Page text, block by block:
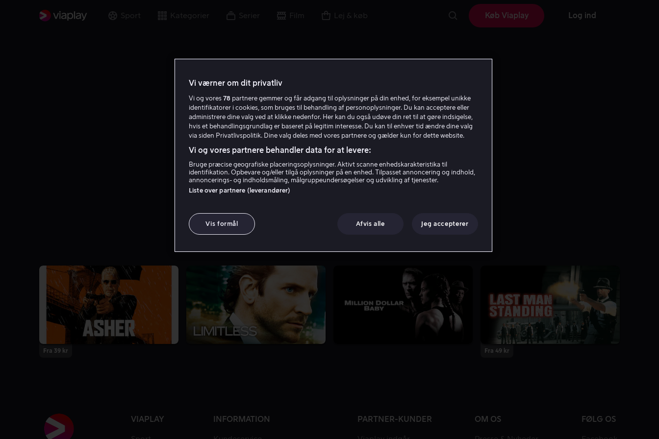
Sport Kategorier Serier Film Lej & køb Køb Viaplay Log ind
Ned Eisenberg
Fra 39 kr Fra 49 kr
VIAPLAY INFORMATION PARTNER-KUNDER OM OS FØLG OS
Vi værner om dit privatliv
Vi og vores 78 partnere gemmer og får adgang til oplysninger på din enhed, for eksempel unikke
identifikatorer i cookies, som bruges til behandling af personoplysninger. Du kan acceptere eller
administrere dine valg ved at klikke nedenfor. Her kan du også udøve din ret til at gøre indsigelse,
hvis et behandlingsgrundlag er baseret på legitim interesse. Du kan til enhver tid ændre dine valg
via siden Privatlivspolitik. Dine valg deles med vores partnere og gælder kun for dette website.
Vi og vores partnere behandler data for at levere:
Bruge præcise geografiske placeringsoplysninger. Aktivt scanne enhedskarakteristika til
identifikation. Opbevare og/eller tilgå oplysninger på en enhed. Tilpasset annoncering og indhold,
annoncerings- og indholdsmåling, målgruppeundersøgelser og udvikling af tjenester.
Liste over partnere (leverandører)
Vis formål Afvis alle Jeg accepterer